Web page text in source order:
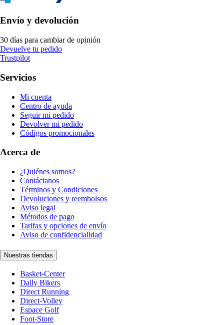
Envío y devolución
30 días para cambiar de opinión
Devuelve tu pedido
Trustpilot
Servicios
Mi cuenta
Centro de ayuda
Seguir mi pedido
Devolver mi pedido
Códigos promocionales
Acerca de
¿Quiénes somos?
Contáctanos
Términos y Condiciones
Devoluciones y reembolsos
Aviso legal
Métodos de pago
Tarifas y opciones de envío
Aviso de confidencialidad
Nuestras tiendas
Basket-Center
Daily Bikers
Direct Running
Direct-Volley
Espace Golf
Foot-Store